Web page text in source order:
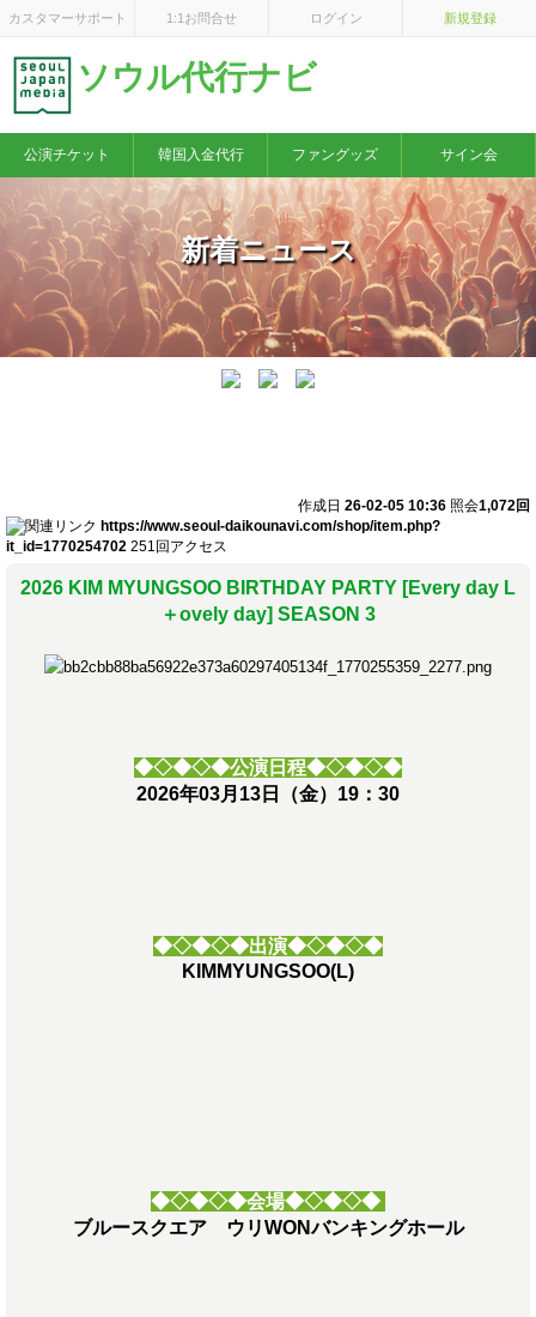
カスタマーサポート 1:1お問合せ ログイン 新規登録
ソウル代行ナビ
×
公演チケット 韓国入金代行 ファングッズ サイン会
新着ニュース
作成日 26-02-05 10:36 照会1,072回
https://www.seoul-daikounavi.com/shop/item.php?
it_id=1770254702 251回アクセス
2026 KIM MYUNGSOO BIRTHDAY PARTY [Every day L
＋ovely day] SEASON 3
◆◇◆◇◆公演日程◆◇◆◇◆
2026年03月13日（金）19：30
◆◇◆◇◆出演◆◇◆◇◆
KIMMYUNGSOO(L)
◆◇◆◇◆会場◆◇◆◇◆
ブルースクエア ウリWONバンキングホール